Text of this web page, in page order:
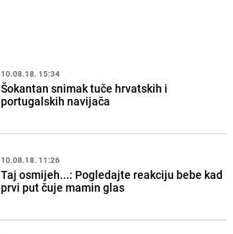
10.08.18. 15:34
Šokantan snimak tuče hrvatskih i
portugalskih navijača
10.08.18. 11:26
Taj osmijeh...: Pogledajte reakciju bebe kad
prvi put čuje mamin glas